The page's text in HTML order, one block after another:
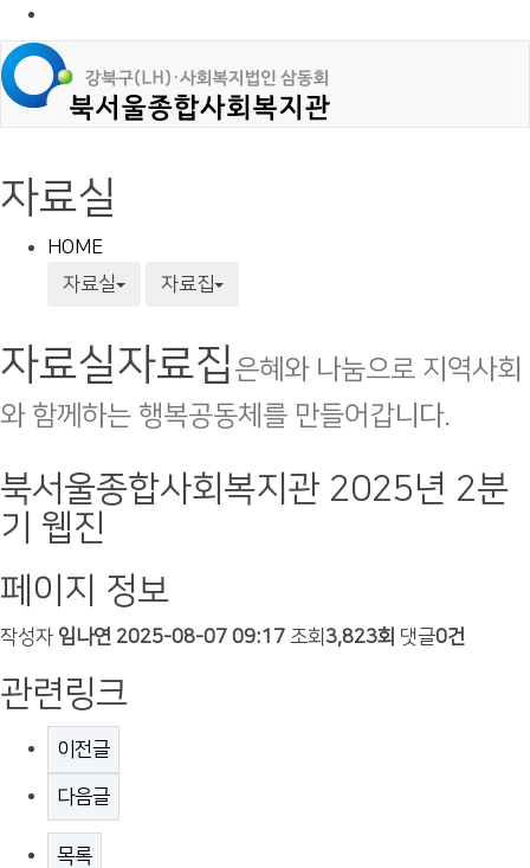
자료실
HOME
자료실
자료집
자료실자료집은혜와 나눔으로 지역사회
와 함께하는 행복공동체를 만들어갑니다.
북서울종합사회복지관 2025년 2분
기 웹진
페이지 정보
작성자 임나연 2025-08-07 09:17 조회 3,823회 댓글0건
관련링크
이전글
다음글
목록